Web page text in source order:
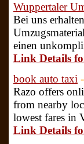
Wuppertaler
Bei uns
einen
Link Details
book auto taxi
Razo offers
from nearby
lowest fares in
Link Details